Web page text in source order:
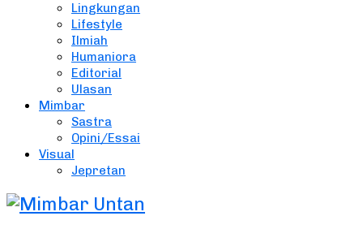
Lingkungan
Lifestyle
Ilmiah
Humaniora
Editorial
Ulasan
Mimbar
Sastra
Opini/Essai
Visual
Jepretan